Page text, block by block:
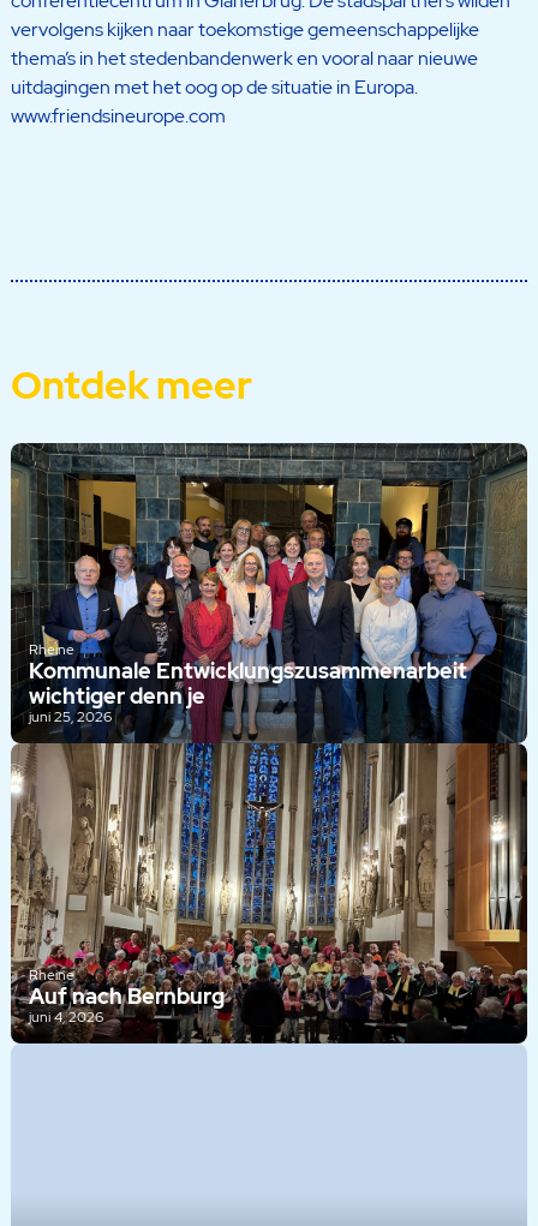
vervolgens kijken naar toekomstige gemeenschappelijke
thema’s in het stedenbandenwerk en vooral naar nieuwe
uitdagingen met het oog op de situatie in Europa.
www.friendsineurope.com
Ontdek meer
Rheine
Kommunale Entwicklungszusammenarbeit
wichtiger denn je
juni 25, 2026
Rheine
Auf nach Bernburg
juni 4, 2026